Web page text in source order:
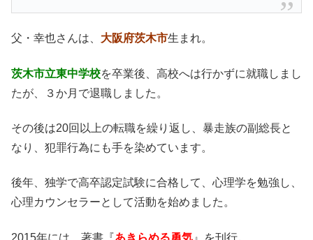
父・幸也さんは、 大阪府茨木市生まれ。
茨木市立東中学校を卒業後、高校へは行かずに就職しまし
たが、３か月で退職しました。
その後は20回以上の転職を繰り返し、暴走族の副総長と
なり、犯罪行為にも手を染めています。
後年、独学で高卒認定試験に合格して、心理学を勉強し、
心理カウンセラーとして活動を始めました。
2015年には、著書『あきらめる勇気 』を刊行。